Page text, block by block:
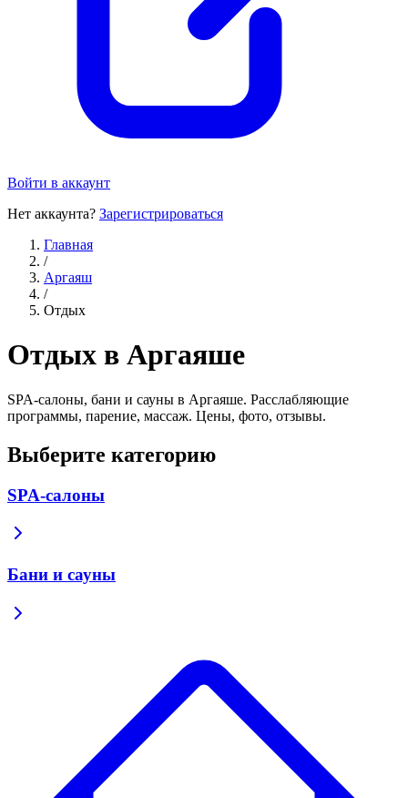
Войти в аккаунт
Нет аккаунта? Зарегистрироваться
Главная
/
Аргаяш
/
Отдых
Отдых в Аргаяше
SPA-салоны, бани и сауны в Аргаяше. Расслабляющие
программы, парение, массаж. Цены, фото, отзывы.
Выберите категорию
SPA-салоны
Бани и сауны